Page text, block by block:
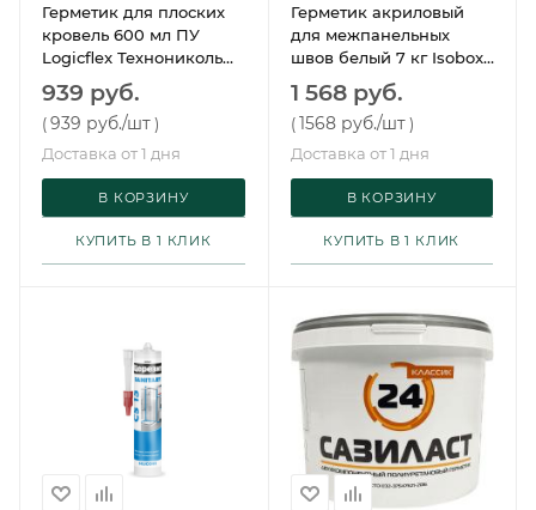
Герметик для плоских
кровель 600 мл ПУ
Logicflex Технониколь
939 руб.
(939 руб./шт)
Доставка от 1 дня
В КОРЗИНУ
КУПИТЬ В 1 КЛИК
Герметик акриловый
для межпанельных
швов белый 7 кг Isobox
Технониколь
1 568 руб.
(1568 руб./шт )
Доставка от 1 дня
В КОРЗИНУ
КУПИТЬ В 1 КЛИК